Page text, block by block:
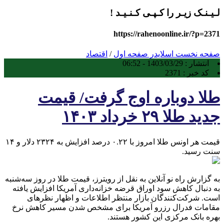
لـیـنـک زیـر را کـپـی کـنـیـد !
https://rahenoonline.ir/?p=2371
صفحه نخست اسلایدر صفحه اول / اقتصاد
انتشار : 1403/03/29 - 06:52
کد خبر : 2371
طلا دوباره اوج گرفت/ قیمت
جدید طلا ۲۹ خرداد ۱۴۰۳
قیمت هر اونس طلا امروز با ۰.۲۲ درصد افزایش به ۲۳۲۴ دلار و ۱۴
سنت رسید.
به گزارش راه نو آنلاین به نقل از رویترز، قیمت طلا در روز سه‌شنبه
به دنبال کاهش سود اوراق قرضه خزانه‌داری آمریکا افزایش یافته
است. شرکت‌کنندگان بازار منتظر اطلاعات و اظهار نظرهای
مقامات فدرال رزرو آمریکا برای مشخص شدن مسیر کاهش نرخ
بهره بانک مرکزی این کشور هستند.